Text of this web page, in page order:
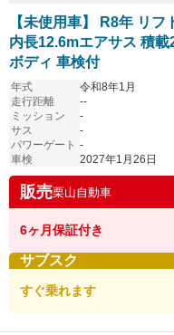
【未使用車】 R8年 リ
内長12.6mエアサス 積
ボディ 車検付
年式
令和8年1月
走行距離
--
ミッション
-
サス
-
パワーゲート -
車検
2027年1月26日
販売栗山自動車
6ヶ月保証付き
サブスク
すぐ乗れます